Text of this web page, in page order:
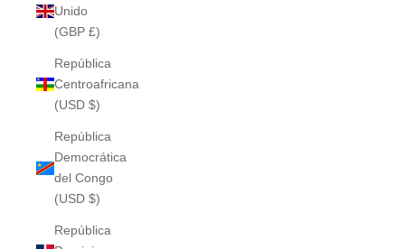
Unido
(GBP £)
República
Centroafricana
(USD $)
República
Democrática
del Congo
(USD $)
República